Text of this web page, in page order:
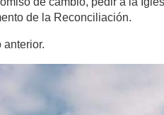
de la Reconciliación.
anterior.